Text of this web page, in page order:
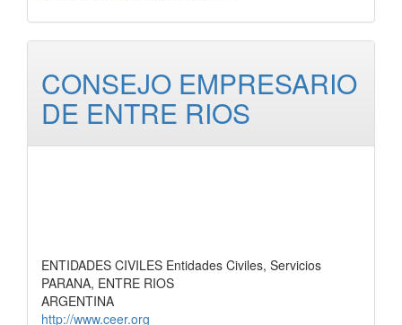
CONSEJO EMPRESARIO
DE ENTRE RIOS
ENTIDADES CIVILES Entidades Civiles, Servicios
PARANA, ENTRE RIOS
ARGENTINA
http://www.ceer.org